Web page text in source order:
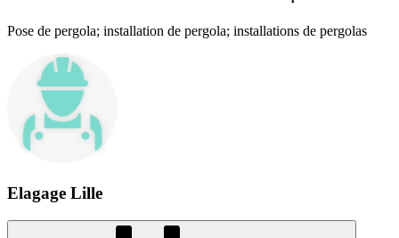
Pose de pergola; installation de pergola; installations de pergolas
Elagage Lille